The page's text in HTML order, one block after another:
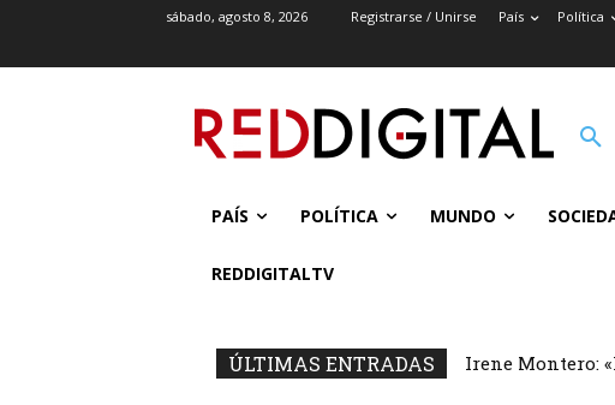
sábado, agosto 8, 2026 Registrarse / Unirse País Política
PAÍS POLÍTICA MUNDO
REDDIGITALTV
ÚLTIMAS ENTRADAS Irene Montero: